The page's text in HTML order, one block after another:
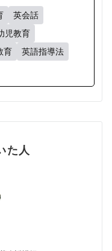
英会話
児教育
育
英語指導法
た人